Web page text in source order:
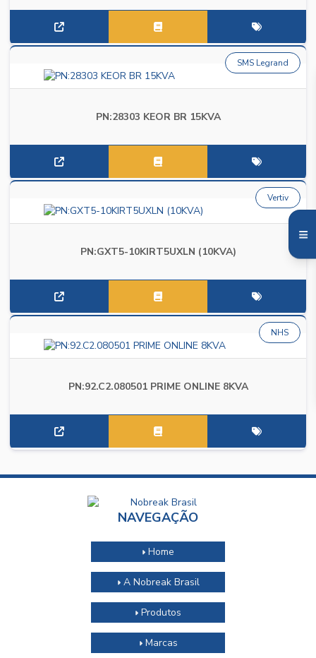
PN:28303 KEOR BR 15KVA
SMS Legrand
PN:GXT5-10KIRT5UXLN (10KVA)
Vertiv
PN:92.C2.080501 PRIME ONLINE 8KVA
NHS
NAVEGAÇÃO
Home
A Nobreak Brasil
Produtos
Marcas